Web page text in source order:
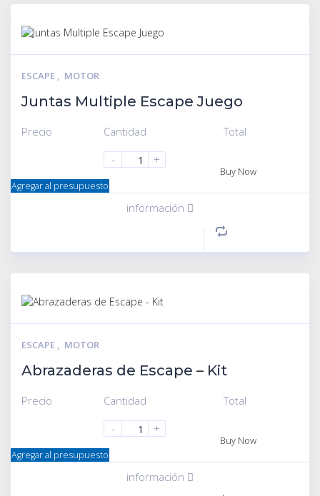
ESCAPE , MOTOR
Juntas Multiple Escape Juego
Precio
Cantidad
-
+
Total
Buy Now
Agregar al presupuesto
información
ESCAPE , MOTOR
Abrazaderas de Escape – Kit
Precio
Cantidad
-
+
Total
Buy Now
Agregar al presupuesto
información